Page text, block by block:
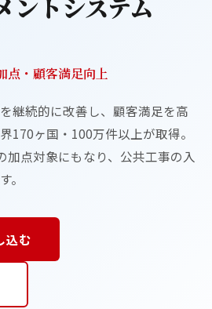
ントシステム
点・顧客満足向上
継続的に改善し、顧客満足を高
170ヶ国・100万件以上が取得。
加点対象にもなり、公共工事の入
。
込む